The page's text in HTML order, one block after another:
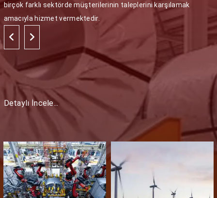
birçok farklı sektörde müşterilerinin taleplerini karşılamak
amacıyla hizmet vermektedir.
Detaylı İncele...